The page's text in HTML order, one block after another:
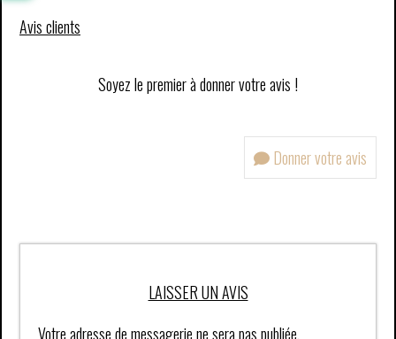
Avis clients
Soyez le premier à donner votre avis !
Donner votre avis
LAISSER UN AVIS
Votre adresse de messagerie ne sera pas publiée.